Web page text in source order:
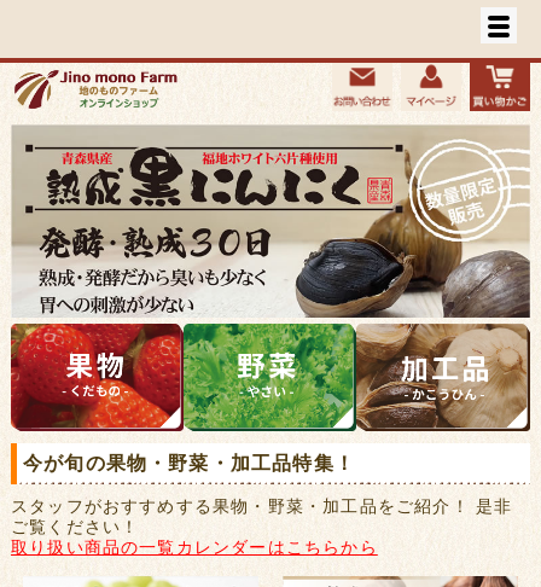
今が旬の果物・野菜・加工品特集！
スタッフがおすすめする果物・野菜・加工品をご紹介！ 是非
ご覧ください！
取り扱い商品の一覧カレンダーはこちらから